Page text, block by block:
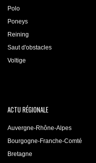
Polo
Poneys
Reining
Saut d'obstacles
Voltige
ACTU RÉGIONALE
Auvergne-Rhône-Alpes
Bourgogne-Franche-Comté
Bretagne